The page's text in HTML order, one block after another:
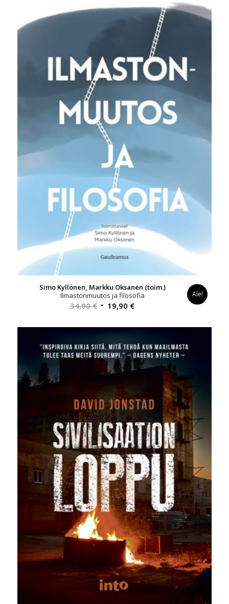
36,00 €. 22,90 €.
Simo Kyllönen, Markku Oksanen (toim.)
Ilmastonmuutos ja filosofia
34,00€ Alkuperäinen
oli:
34,00 €.
19,90 €Nykyinen
on:
19,90 €.
Ale!